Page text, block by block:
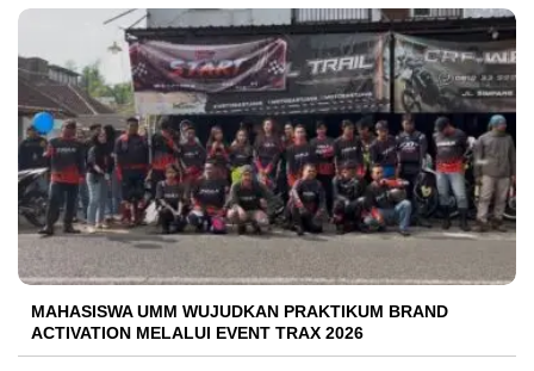
MAHASISWA UMM WUJUDKAN PRAKTIKUM BRAND
ACTIVATION MELALUI EVENT TRAX 2026